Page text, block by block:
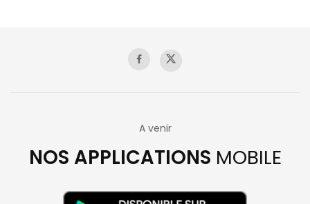
A venir
NOS APPLICATIONS MOBILE